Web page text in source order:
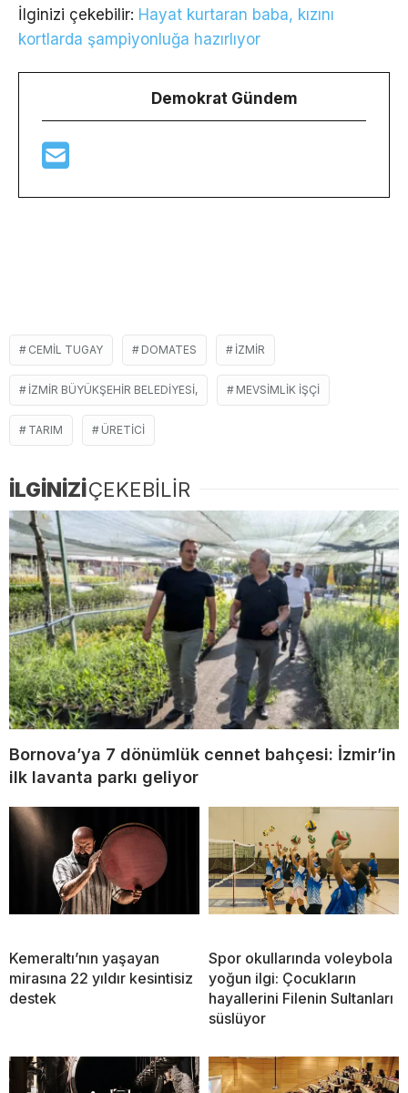
İlginizi çekebilir: Hayat kurtaran baba, kızını
kortlarda şampiyonluğa hazırlıyor
Demokrat Gündem
CEMIL TUGAY DOMATES İZMIR
İZMIR BÜYÜKŞEHIR BELEDIYESI, MEVSIMLIK IŞÇI
TARIM ÜRETICI
İLGİNİZİÇEKEBİLİR
Bornova’ya 7 dönümlük cennet bahçesi: İzmir’in
ilk lavanta parkı geliyor
Kemeraltı’nın yaşayan
mirasına 22 yıldır kesintisiz
destek
Spor okullarında voleybola
yoğun ilgi: Çocukların
hayallerini Filenin Sultanları
süslüyor